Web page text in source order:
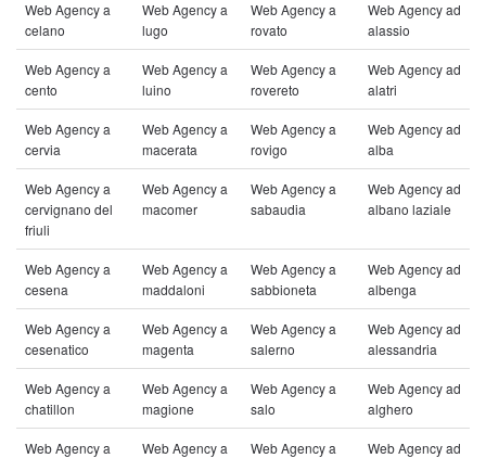
Web Agency a
celano
Web Agency a
lugo
Web Agency a
rovato
Web Agency ad
alassio
Web Agency a
cento
Web Agency a
luino
Web Agency a
rovereto
Web Agency ad
alatri
Web Agency a
cervia
Web Agency a
macerata
Web Agency a
rovigo
Web Agency ad
alba
Web Agency a
cervignano del
friuli
Web Agency a
macomer
Web Agency a
sabaudia
Web Agency ad
albano laziale
Web Agency a
cesena
Web Agency a
maddaloni
Web Agency a
sabbioneta
Web Agency ad
albenga
Web Agency a
cesenatico
Web Agency a
magenta
Web Agency a
salerno
Web Agency ad
alessandria
Web Agency a
chatillon
Web Agency a
magione
Web Agency a
salo
Web Agency ad
alghero
Web Agency a
Web Agency a
Web Agency a
Web Agency ad